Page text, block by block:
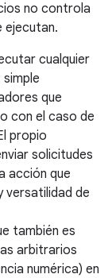
no controla
ejecutan.
cualquier
que
con el caso de
propio
solicitudes
acción que
versatilidad de
también es
arbitrarios
numérica) en